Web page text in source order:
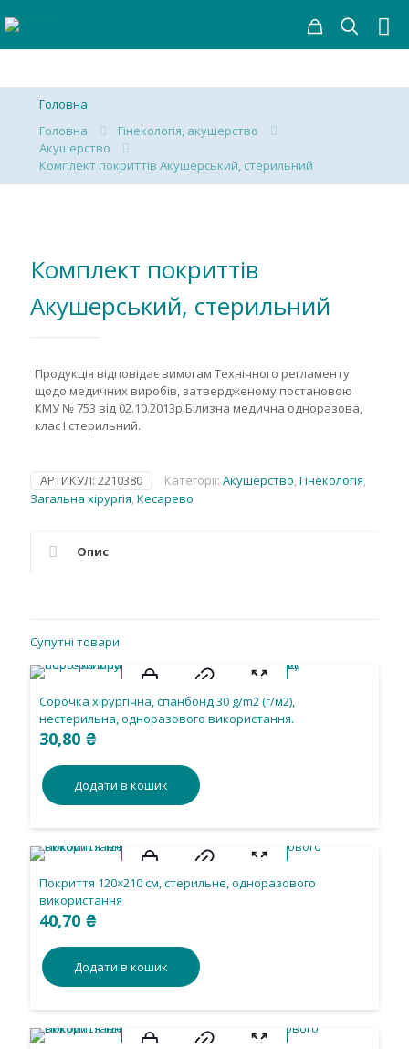
Головна
Головна
Гінекологія, акушерство
Акушерство
Комплект покриттів Акушерський, стерильний
Комплект покриттів
Акушерський, стерильний
Продукція відповідає вимогам Технічного регламенту
щодо медичних виробів, затвердженому постановою
КМУ № 753 від 02.10.2013р.Білизна медична одноразова,
клас І стерильний.
АРТИКУЛ: 2210380 Категорії: Акушерство,Гінекологія,
Загальна хірургія,Кесарево
Опис
Супутні товари
Сорочка хірургічна, спанбонд 30 g/m2 (г/м2),
нестерильна, одноразового використання.
30,80 ₴
Додати в кошик
Покриття 120×210 см, стерильне, одноразового
використання
40,70 ₴
Додати в кошик